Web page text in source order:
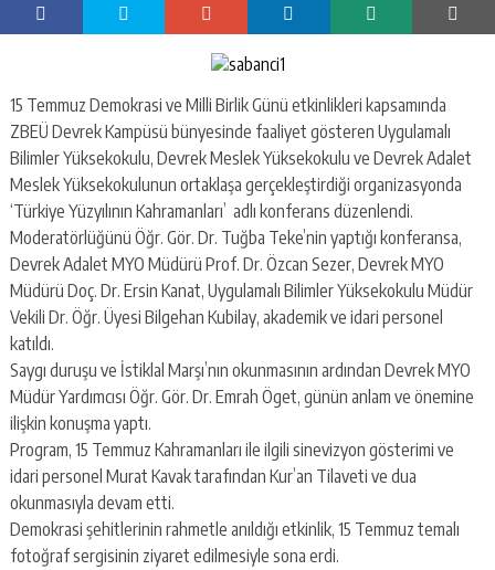
15 Temmuz Demokrasi ve Milli Birlik Günü etkinlikleri kapsamında
ZBEÜ Devrek Kampüsü bünyesinde faaliyet gösteren Uygulamalı
Bilimler Yüksekokulu, Devrek Meslek Yüksekokulu ve Devrek Adalet
Meslek Yüksekokulunun ortaklaşa gerçekleştirdiği organizasyonda
‘Türkiye Yüzyılının Kahramanları’ adlı konferans düzenlendi.
Moderatörlüğünü Öğr. Gör. Dr. Tuğba Teke’nin yaptığı konferansa,
Devrek Adalet MYO Müdürü Prof. Dr. Özcan Sezer, Devrek MYO
Müdürü Doç. Dr. Ersin Kanat, Uygulamalı Bilimler Yüksekokulu Müdür
Vekili Dr. Öğr. Üyesi Bilgehan Kubilay, akademik ve idari personel
katıldı.
Saygı duruşu ve İstiklal Marşı’nın okunmasının ardından Devrek MYO
Müdür Yardımcısı Öğr. Gör. Dr. Emrah Öget, günün anlam ve önemine
ilişkin konuşma yaptı.
Program, 15 Temmuz Kahramanları ile ilgili sinevizyon gösterimi ve
idari personel Murat Kavak tarafından Kur’an Tilaveti ve dua
okunmasıyla devam etti.
Demokrasi şehitlerinin rahmetle anıldığı etkinlik, 15 Temmuz temalı
fotoğraf sergisinin ziyaret edilmesiyle sona erdi.